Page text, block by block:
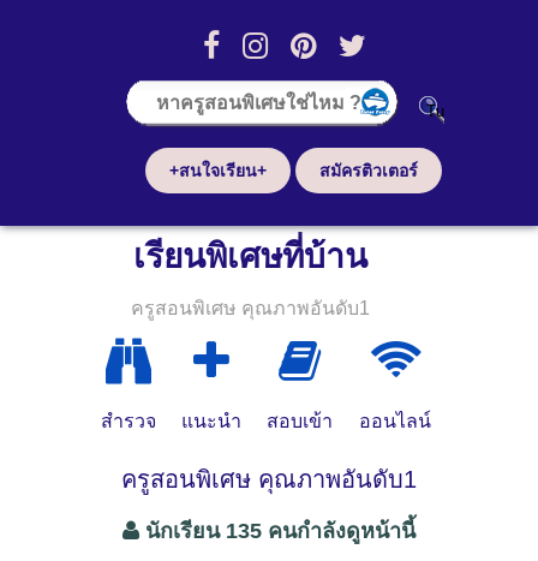
+สนใจเรียน+ สมัครติวเตอร์
เรียนพิเศษที่บ้าน
ครูสอนพิเศษ คุณภาพอันดับ1
สำรวจ แนะนำ สอบเข้า ออนไลน์
ครูสอนพิเศษ คุณภาพอันดับ1
นักเรียน 135 คนกำลังดูหน้านี้